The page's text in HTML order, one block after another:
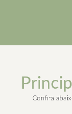
Confira